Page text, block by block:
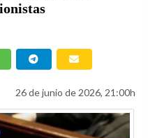
26 de junio de 2026, 21:00h